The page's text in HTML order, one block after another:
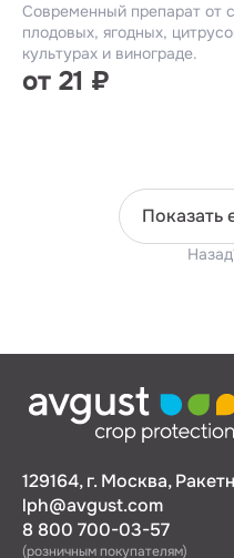
Современный препарат от
плодовых, ягодных,
культурах и винограде.
от 21 ₽
Показать
Назад
129164, г. Москва,
lph@avgust.com
8 800 700-03-57
(розничным покупателям)